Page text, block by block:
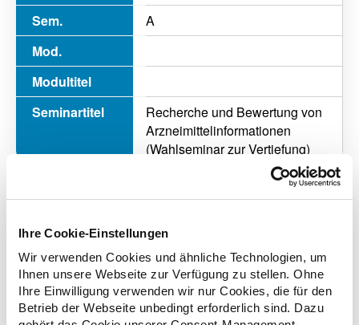
Ihre Cookie-Einstellungen
Wir verwenden Cookies und ähnliche Technologien, um
Ihnen unsere Webseite zur Verfügung zu stellen. Ohne
Ihre Einwilligung verwenden wir nur Cookies, die für den
Betrieb der Webseite unbedingt erforderlich sind. Dazu
A
Recherche und Bewertung von
Arzneimittelinformationen
(Wahlseminar zur Vertiefung)
Veranstalter
Straße
Lise-Meitner-Straße 4
PLZ
60486
Ort